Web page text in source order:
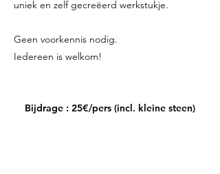
uniek en zelf gecreëerd werkstukje.
Geen voorkennis nodig.
Iedereen is welkom!
Bijdrage : 25€/pers (incl. kleine steen)